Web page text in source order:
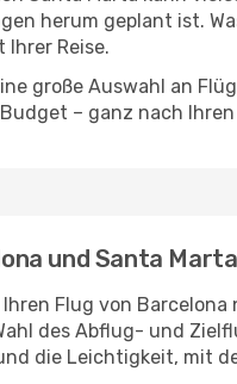
herum geplant ist.
Ihrer Reise.
große Auswahl an
– ganz nach
und Santa Marta
Flug von
des Abflug- und
die Leichtigkeit, mit